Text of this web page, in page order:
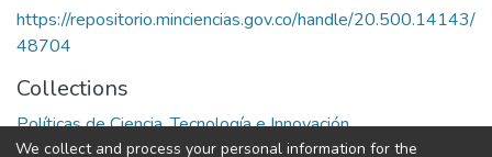
https://repositorio.minciencias.gov.co/handle/20.500.14143/
48704
Collections
Políticas de Ciencia, Tecnología e Innovación
We collect and process your personal information for the